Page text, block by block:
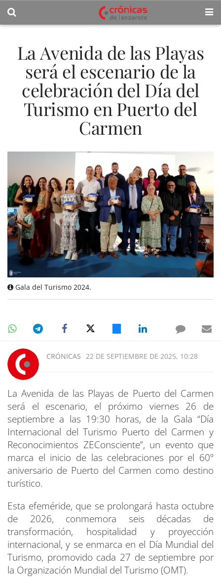
La Avenida de las Playas
será el escenario de la
celebración del Día del
Turismo en Puerto del
Carmen
Gala del Turismo 2024.
CRÓNICAS 22 DE SEPTIEMBRE DE 2025, 10:28
La Avenida de las Playas de Puerto del Carmen
será el escenario, el próximo viernes 26 de
septiembre a las 19:30 horas, de la Gala “Día
Internacional del Turismo Puerto del Carmen y
Reconocimientos ZEConsciente”, un evento que
marca el inicio de las celebraciones por el 60º
aniversario de Puerto del Carmen como destino
turístico.
Esta efeméride, que se prolongará hasta octubre
de 2026, conmemora seis décadas de
transformación, hospitalidad y proyección
internacional, y se enmarca en el Día Mundial del
Turismo, promovido cada 27 de septiembre por
la Organización Mundial del Turismo (OMT).